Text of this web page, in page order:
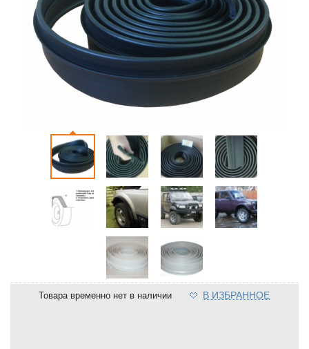
Товара временно нет в наличии В ИЗБРАННОЕ